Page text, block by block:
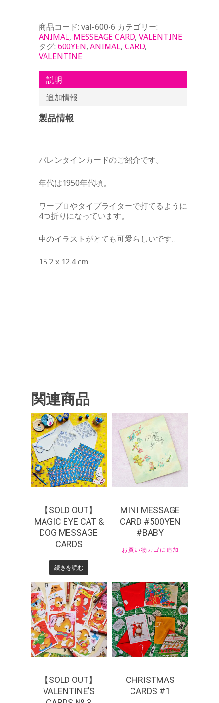
商品コード: val-600-6 カテゴリー:
ANIMAL, MESSEAGE CARD, VALENTINE
タグ: 600YEN, ANIMAL, CARD,
VALENTINE
説明
追加情報
製品情報
バレンタインカードのご紹介です。
年代は1950年代頃。
ワープロやタイプライターで打てるように
4つ折りになっています。
中のイラストがとても可愛らしいです。
15.2 x 12.4 cm
関連商品
¥ 550
【SOLD OUT】
MAGIC EYE CAT &
DOG MESSAGE
CARDS
続きを読む
¥550
MINI MESSAGE
CARD #500YEN
#BABY
お買い物カゴに追加
¥330
【SOLD OUT】
VALENTINE’S
¥385
CHRISTMAS
CARDS #1